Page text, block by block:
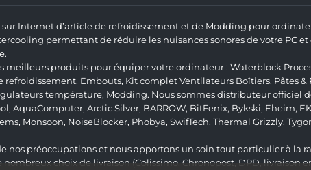
Internet d’article de refroidissement et de Modding pour
permettant de réduire les nuisances sonores de votre PC
meilleurs produits pour équiper votre ordinateur : Waterblock
refroidissement, Embouts, Kit complet Ventilateurs Boîtiers, Pâtes &
température, Modding. Nous sommes distributeur officiel
, AquaComputer, Arctic Silver, BARROW, BitFenix, Bykski, Eheim,
, Monsoon, NoiseBlocker, Phobya, SwifTech, Thermal Grizzly,
nos préoccupations et nous apportons un soin tout particulier à la
choix de livraison (Colissimo, Chronopost, DPD, livraison